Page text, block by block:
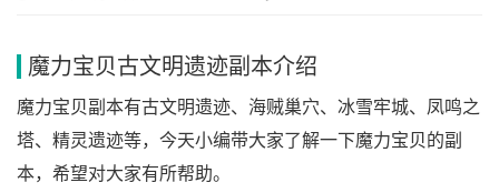
魔力宝贝古文明遗迹副本介绍
魔力宝贝副本有古文明遗迹、海贼巢穴、冰雪牢城、凤鸣之
塔、精灵遗迹等，今天小编带大家了解一下魔力宝贝的副
本，希望对大家有所帮助。